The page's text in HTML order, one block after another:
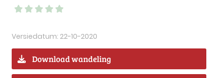
Versiedatum: 22-10-2020
Download wandeling